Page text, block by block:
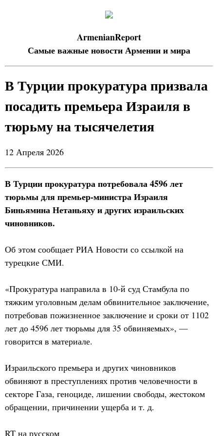
ArmenianReport
Самые важные новости Армении и мира
В Турции прокуратура призвала
посадить премьера Израиля в
тюрьму на тысячелетия
12 Апреля 2026
В Турции прокуратура потребовала 4596 лет
тюрьмы для премьер-министра Израиля
Биньямина Нетаньяху и других израильских
чиновников.
Об этом сообщает РИА Новости со ссылкой на
турецкие СМИ.
«Прокуратура направила в 10-й суд Стамбула по
тяжким уголовным делам обвинительное заключение,
потребовав пожизненное заключение и сроки от 1102
лет до 4596 лет тюрьмы для 35 обвиняемых», —
говорится в материале.
Израильского премьера и других чиновников
обвиняют в преступлениях против человечности в
секторе Газа, геноциде, лишении свободы, жестоком
обращении, причинении ущерба и т. д.
RT на русском